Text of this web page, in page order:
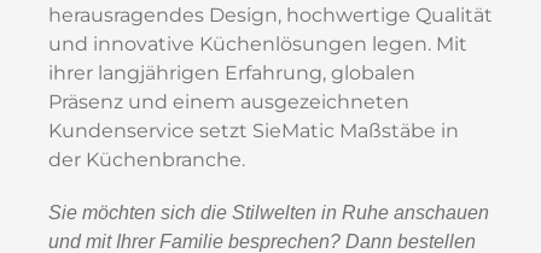
herausragendes Design, hochwertige Qualität
und innovative Küchenlösungen legen. Mit
ihrer langjährigen Erfahrung, globalen
Präsenz und einem ausgezeichneten
Kundenservice setzt SieMatic Maßstäbe in
der Küchenbranche.
Sie möchten sich die Stilwelten in Ruhe anschauen
und mit Ihrer Familie besprechen? Dann bestellen